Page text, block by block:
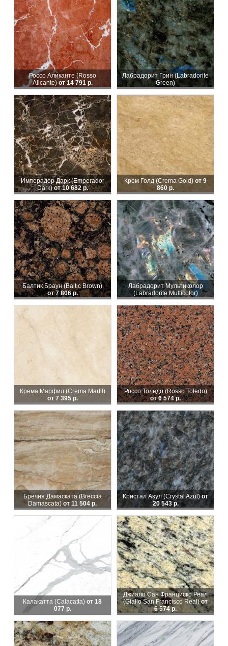
Россо Аликанте (Rosso
Alicante) от 14 791 р.
Лабрадорит Грин (Labradorite
Green)
Имперадор Дарк (Emperador
Dark)от 10 682 р.
Крем Голд (Crema Gold) от 9
860 р.
Балтик Браун (Baltic Brown)
от 7 806 р.
Лабрадорит Мультиколор
(Labradorite Multicolor)
Крема Марфил (Crema Marfil)
от 7 395 р.
Россо Толедо (Rosso Toledo)
от 6 574 р.
Бречия Дамаската (Breccia
Damascata)от 11 504 р.
Кристал Азул (Crystal Azul)от
20 543 р.
Калакатта (Calacatta)от 18
077 р.
Джиало Сан Франциско Реал
(Giallo San Francisco Real)от
6 574 р.